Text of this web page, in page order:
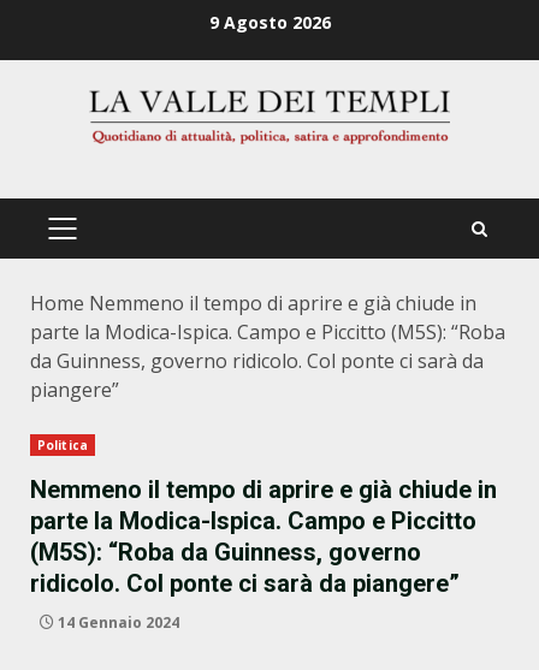
9 Agosto 2026
PRIMÄRES
Home Nemmeno il tempo di aprire e già chiude in
parte la Modica-Ispica. Campo e Piccitto (M5S): “Roba
da Guinness, governo ridicolo. Col ponte ci sarà da
piangere”
Politica
Nemmeno il tempo di aprire e già chiude in
parte la Modica-Ispica. Campo e Piccitto
(M5S): “Roba da Guinness, governo
ridicolo. Col ponte ci sarà da piangere”
14 Gennaio 2024